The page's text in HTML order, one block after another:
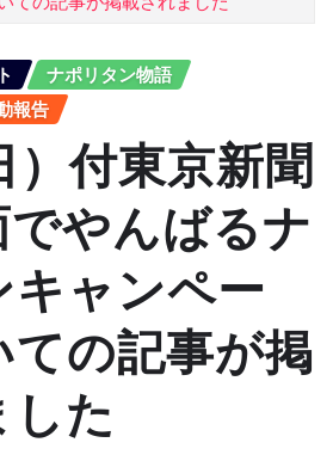
ナポリタン物語
報告
付東京新聞
やんばるナ
ャンペー
の記事が掲
た